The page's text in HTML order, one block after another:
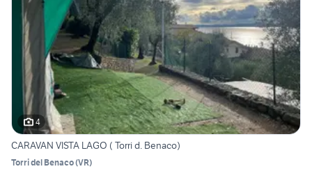
4
CARAVAN VISTA LAGO ( Torri d. Benaco)
Torri del Benaco(VR)